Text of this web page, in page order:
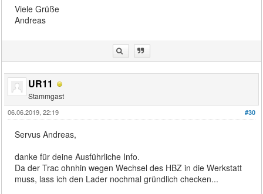
Viele Grüße
Andreas
UR11
Stammgast
#30
06.06.2019, 22:19
Servus Andreas,
danke für deine Ausführliche Info.
Da der Trac ohnhin wegen Wechsel des HBZ in die Werkstatt
muss, lass ich den Lader nochmal gründlich checken...